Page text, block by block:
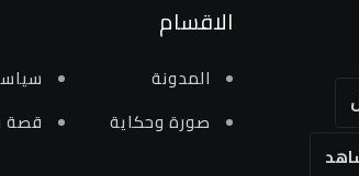
الاقسام
المدونة
صورة وحكاية
قصة